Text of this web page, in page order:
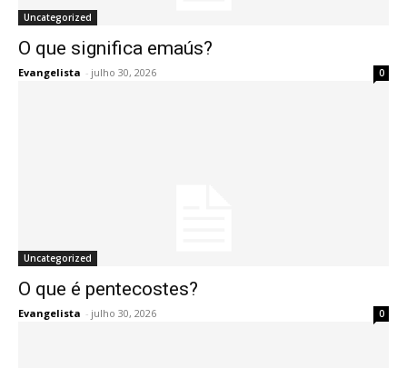
Uncategorized
O que significa emaús?
Evangelista - julho 30, 2026 0
Uncategorized
O que é pentecostes?
Evangelista - julho 30, 2026 0